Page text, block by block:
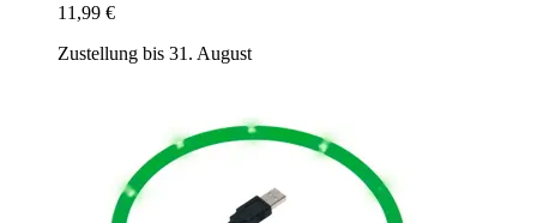
11,99 €
Zustellung bis 31. August